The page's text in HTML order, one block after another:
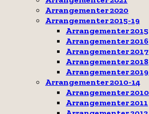
Arrangementer 2020
Arrangementer 2015-19
Arrangementer 2015
Arrangementer 2016
Arrangementer 2017
Arrangementer 2018
Arrangementer 2019
Arrangementer 2010-14
Arrangementer 2010
Arrangementer 2011